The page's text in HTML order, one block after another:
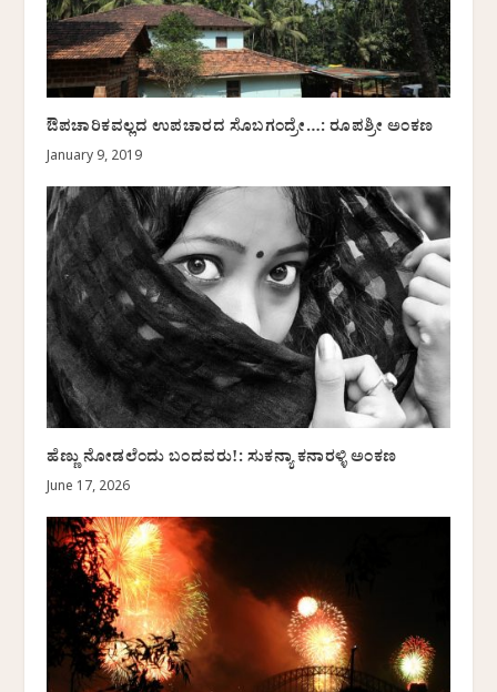
ಔಪಚಾರಿಕವಲ್ಲದ ಉಪಚಾರದ ಸೊಬಗಂದ್ರೇ…: ರೂಪಶ್ರೀ ಅಂಕಣ
January 9, 2019
ಹೆಣ್ಣು ನೋಡಲೆಂದು ಬಂದವರು!: ಸುಕನ್ಯಾ ಕನಾರಳ್ಳಿ ಅಂಕಣ
June 17, 2026